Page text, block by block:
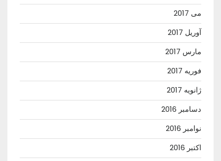
می 2017
آوریل 2017
مارس 2017
فوریه 2017
ژانویه 2017
دسامبر 2016
نوامبر 2016
اکتبر 2016